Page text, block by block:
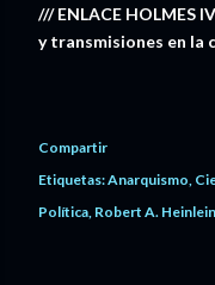
/// ENLACE HOLMES
y transmisiones en la
Compartir
Etiquetas:Anarquismo
Política Robert A. Heinlein